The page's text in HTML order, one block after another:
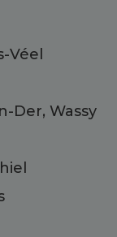
Véel
Der, Wassy